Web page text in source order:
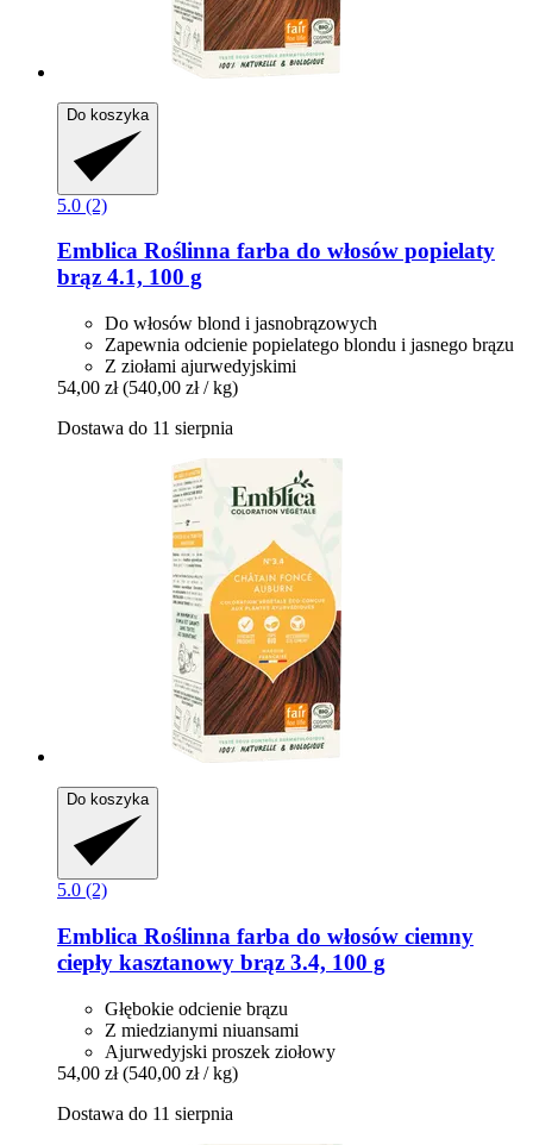
Do koszyka
5.0 (2)
Emblica Roślinna farba do włosów popielaty
brąz 4.1, 100 g
Do włosów blond i jasnobrązowych
Zapewnia odcienie popielatego blondu i jasnego brązu
Z ziołami ajurwedyjskimi
54,00 zł (540,00 zł / kg)
Dostawa do 11 sierpnia
Do koszyka
5.0 (2)
Emblica Roślinna farba do włosów ciemny
ciepły kasztanowy brąz 3.4, 100 g
Głębokie odcienie brązu
Z miedzianymi niuansami
Ajurwedyjski proszek ziołowy
54,00 zł (540,00 zł / kg)
Dostawa do 11 sierpnia